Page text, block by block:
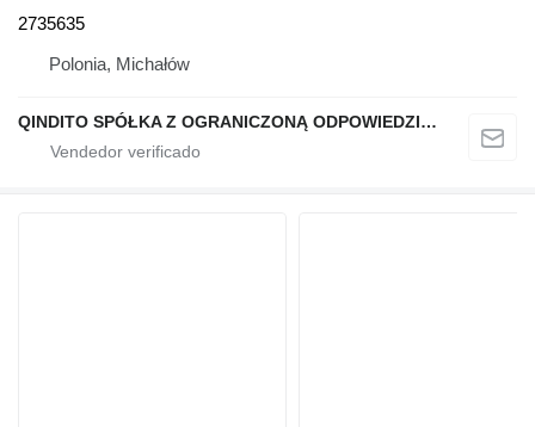
2735635
Polonia, Michałów
QINDITO SPÓŁKA Z OGRANICZONĄ ODPOWIEDZIALNOŚCIĄ